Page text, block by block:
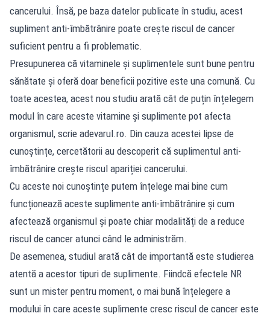
cancerului. Însă, pe baza datelor publicate în studiu, acest
supliment anti-îmbătrânire poate crește riscul de cancer
suficient pentru a fi problematic.
Presupunerea că vitaminele și suplimentele sunt bune pentru
sănătate și oferă doar beneficii pozitive este una comună. Cu
toate acestea, acest nou studiu arată cât de puțin înțelegem
modul în care aceste vitamine și suplimente pot afecta
organismul, scrie adevarul.ro. Din cauza acestei lipse de
cunoștințe, cercetătorii au descoperit că suplimentul anti-
îmbătrânire crește riscul apariției cancerului.
Cu aceste noi cunoștințe putem înțelege mai bine cum
funcționează aceste suplimente anti-îmbătrânire și cum
afectează organismul și poate chiar modalități de a reduce
riscul de cancer atunci când le administrăm.
De asemenea, studiul arată cât de importantă este studierea
atentă a acestor tipuri de suplimente. Fiindcă efectele NR
sunt un mister pentru moment, o mai bună înțelegere a
modului în care aceste suplimente cresc riscul de cancer este